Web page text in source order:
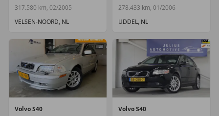
317.580 km, 02/2005
VELSEN-NOORD, NL
278.433 km, 01/2006
UDDEL, NL
Volvo S40 VolvoS40